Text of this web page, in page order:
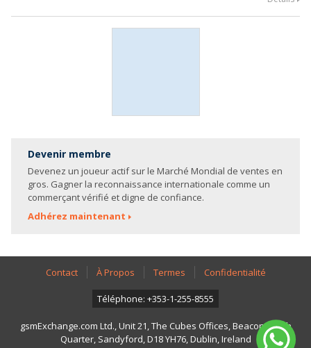
Devenir membre
Devenez un joueur actif sur le Marché Mondial de ventes en
gros. Gagner la reconnaissance internationale comme un
commerçant vérifié et digne de confiance.
Adhérez maintenant
Contact À Propos Termes Confidentialité
Téléphone: +353-1-255-8555
gsmExchange.com Ltd., Unit 21, The Cubes Offices, Beacon South
Quarter, Sandyford, D18 YH76, Dublin, Ireland